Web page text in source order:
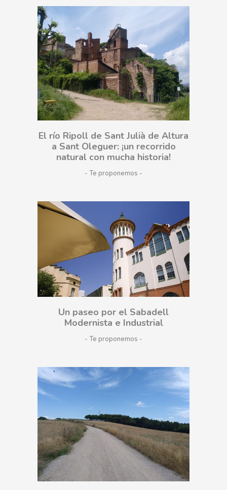
El río Ripoll de Sant Julià de Altura
a Sant Oleguer: ¡un recorrido
natural con mucha historia!
- Te proponemos
Un paseo por el Sabadell
Modernista e Industrial
- Te proponemos